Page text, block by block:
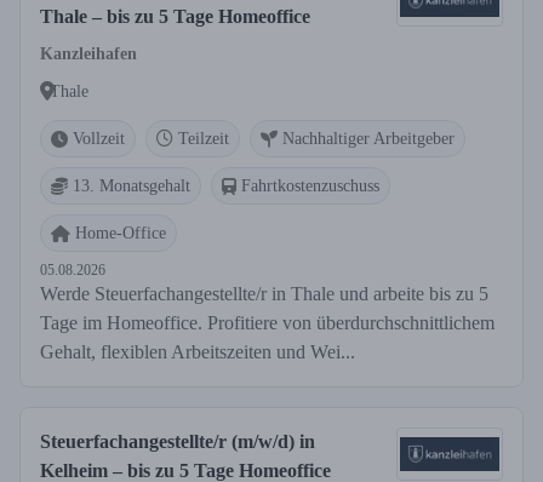
Thale – bis zu 5 Tage Homeoffice
Kanzleihafen
Thale
Vollzeit Teilzeit Nachhaltiger Arbeitgeber
13. Monatsgehalt Fahrtkostenzuschuss
Home-Office
05.08.2026
Werde Steuerfachangestellte/r in Thale und arbeite bis zu 5
Tage im Homeoffice. Profitiere von überdurchschnittlichem
Gehalt, flexiblen Arbeitszeiten und Wei...
Steuerfachangestellte/r (m/w/d) in
Kelheim – bis zu 5 Tage Homeoffice